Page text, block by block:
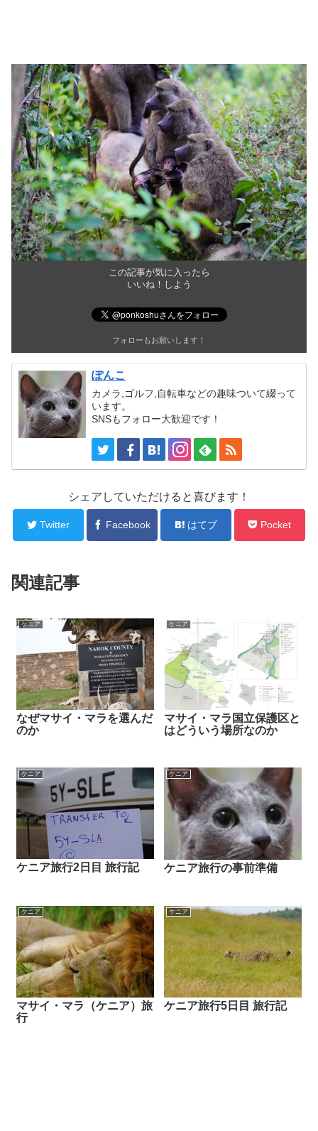
この記事が気に入ったら
いいね！しよう
フォローもお願いします！
ぽんこ
カメラ,ゴルフ,自転車などの趣味ついて綴って
います。
SNSもフォロー大歓迎です！
シェアしていただけると喜びます！
Twitter Facebook はてブ Pocket
関連記事
ケニア
なぜマサイ・マラを選んだ
のか
ケニア
マサイ・マラ国立保護区と
はどういう場所なのか
ケニア
ケニア旅行2日目 旅行記
ケニア
ケニア旅行の事前準備
ケニア
マサイ・マラ（ケニア）旅
行
ケニア
ケニア旅行5日目 旅行記